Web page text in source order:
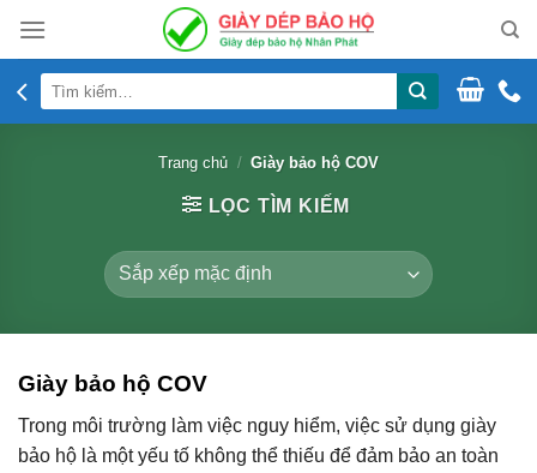
content
Tìm
kiếm:
Trang chủ / Giày bảo hộ COV
LỌC TÌM KIẾM
Giày bảo hộ COV
Trong môi trường làm việc nguy hiểm, việc sử dụng giày
bảo hộ là một yếu tố không thể thiếu để đảm bảo an toàn